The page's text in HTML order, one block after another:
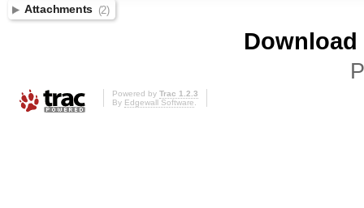
Attachments (2)
Powered by Trac 1.2.3
By Edgewall Software